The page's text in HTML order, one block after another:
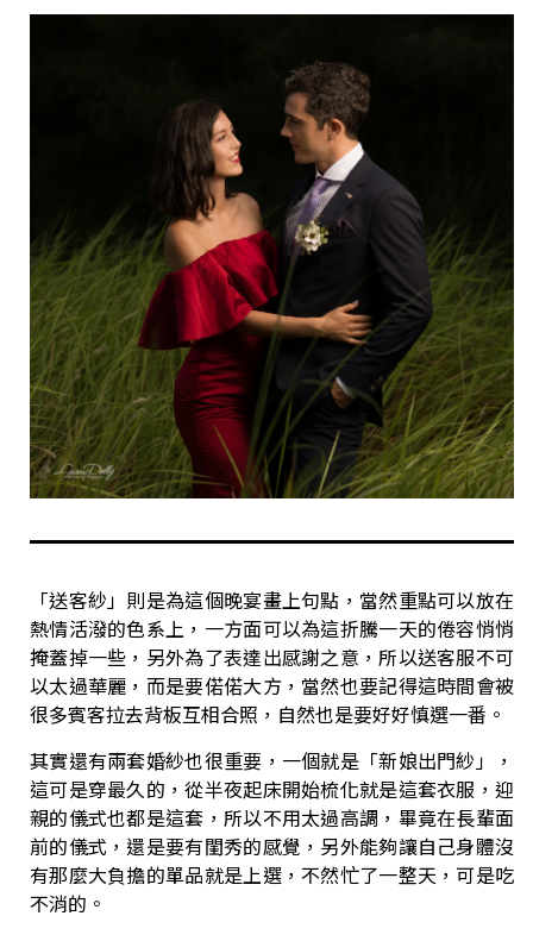
「送客紗」則是為這個晚宴畫上句點，當然重點可以放在
熱情活潑的色系上，一方面可以為這折騰一天的倦容悄悄
掩蓋掉一些，另外為了表達出感謝之意，所以送客服不可
以太過華麗，而是要偌偌大方，當然也要記得這時間會被
很多賓客拉去背板互相合照，自然也是要好好慎選一番。
其實還有兩套婚紗也很重要，一個就是「新娘出門紗」，
這可是穿最久的，從半夜起床開始梳化就是這套衣服，迎
親的儀式也都是這套，所以不用太過高調，畢竟在長輩面
前的儀式，還是要有閨秀的感覺，另外能夠讓自己身體沒
有那麼大負擔的單品就是上選，不然忙了一整天，可是吃
不消的。